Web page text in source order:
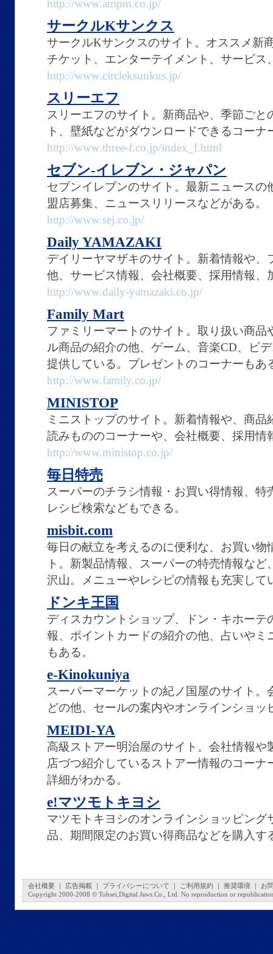
http://www.ampm.co.jp/
サークルKサンクス
サークルKサンクスのサイト。オススメ新
チケット、エンターテイメント、サービス
http://www.circleksunkus.jp/
スリーエフ
スリーエフのサイト。新商品や、季節ご
ト、壁紙などがダウンロードできるコーナ
http://www.three-f.co.jp/index_f.html
セブン-イレブン・ジャパン
セブンイレブンのサイト。最新ニュース
盟店募集、ニュースリリースなどがある。
http://www.sej.co.jp/
Daily YAMAZAKI
デイリーヤマザキのサイト。新着情報や、
他、サービス情報、会社概要、採用情報、
http://www.daily-yamazaki.co.jp/
Family Mart
ファミリーマートのサイト。取り扱い商
ル商品の紹介の他、ゲーム、音楽CD、ビ
提供している。プレゼントのコーナーもあ
http://www.family.co.jp/
MINISTOP
ミニストップのサイト。新着情報や、商
読みもののコーナーや、会社概要、採用情
http://www.ministop.co.jp/
毎日特売
スーパーのチラシ情報・お買い得情報、
レシピ検索などもできる。
misbit.com
毎日の献立を考えるのに便利な、お買い物
ト。新製品情報、スーパーの特売情報な
沢山。メニューやレシピの情報も充実して
ドンキ王国
ディスカウントショップ、ドン・キホーテ
報、ポイントカードの紹介の他、占いやミ
もある。
e-Kinokuniya
スーパーマーケットの紀ノ国屋のサイト
どの他、セールの案内やオンラインショ
MEIDI-YA
高級ストアー明治屋のサイト。会社情報や
店づつ紹介しているストアー情報のコー
詳細がわかる。
e!マツモトキヨシ
マツモトキヨシのオンラインショッピング
品、期間限定のお買い得商品などを購入す
会社概要 広告掲載 プライバシーについて ご利用規約 推奨環境
お
Copyright 2000-2008 © Tohsei,Digital Jaws.Co., Ltd. No reproduction or